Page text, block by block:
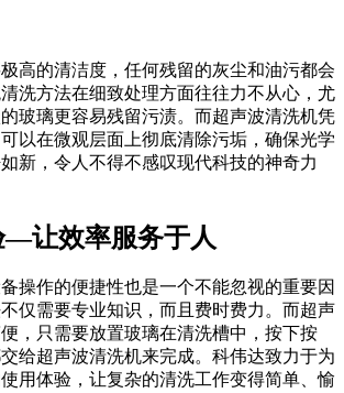
高的清洁度，任何残留的灰尘和油污都会
洗方法在细致处理方面往往力不从心，尤
玻璃更容易残留污渍。而超声波清洗机凭
以在微观层面上彻底清除污垢，确保光学
新，令人不得不感叹现代科技的神奇力
—让效率服务于人
操作的便捷性也是一个不能忽视的重要因
仅需要专业知识，而且费时费力。而超声
，只需要放置玻璃在清洗槽中，按下按
给超声波清洗机来完成。科伟达致力于为
用体验，让复杂的清洗工作变得简单、愉